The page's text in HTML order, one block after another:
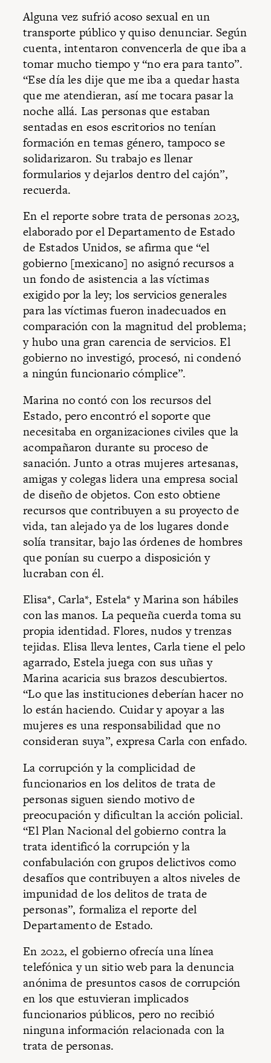
Alguna vez sufrió acoso sexual en un
transporte público y quiso denunciar. Según
cuenta, intentaron convencerla de que iba a
tomar mucho tiempo y “no era para tanto”.
“Ese día les dije que me iba a quedar hasta
que me atendieran, así me tocara pasar la
noche allá. Las personas que estaban
sentadas en esos escritorios no tenían
formación en temas género, tampoco se
solidarizaron. Su trabajo es llenar
formularios y dejarlos dentro del cajón”,
recuerda.
En el reporte sobre trata de personas 2023,
elaborado por el Departamento de Estado
de Estados Unidos, se afirma que “el
gobierno [mexicano] no asignó recursos a
un fondo de asistencia a las víctimas
exigido por la ley; los servicios generales
para las víctimas fueron inadecuados en
comparación con la magnitud del problema;
y hubo una gran carencia de servicios. El
gobierno no investigó, procesó, ni condenó
a ningún funcionario cómplice”.
Marina no contó con los recursos del
Estado, pero encontró el soporte que
necesitaba en organizaciones civiles que la
acompañaron durante su proceso de
sanación. Junto a otras mujeres artesanas,
amigas y colegas lidera una empresa social
de diseño de objetos. Con esto obtiene
recursos que contribuyen a su proyecto de
vida, tan alejado ya de los lugares donde
solía transitar, bajo las órdenes de hombres
que ponían su cuerpo a disposición y
lucraban con él.
Elisa*, Carla*, Estela* y Marina son hábiles
con las manos. La pequeña cuerda toma su
propia identidad. Flores, nudos y trenzas
tejidas. Elisa lleva lentes, Carla tiene el pelo
agarrado, Estela juega con sus uñas y
Marina acaricia sus brazos descubiertos.
“Lo que las instituciones deberían hacer no
lo están haciendo. Cuidar y apoyar a las
mujeres es una responsabilidad que no
consideran suya”, expresa Carla con enfado.
La corrupción y la complicidad de
funcionarios en los delitos de trata de
personas siguen siendo motivo de
preocupación y dificultan la acción policial.
“El Plan Nacional del gobierno contra la
trata identificó la corrupción y la
confabulación con grupos delictivos como
desafíos que contribuyen a altos niveles de
impunidad de los delitos de trata de
personas”, formaliza el reporte del
Departamento de Estado.
En 2022, el gobierno ofrecía una línea
telefónica y un sitio web para la denuncia
anónima de presuntos casos de corrupción
en los que estuvieran implicados
funcionarios públicos, pero no recibió
ninguna información relacionada con la
trata de personas.